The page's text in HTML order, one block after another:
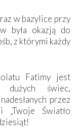
w bazylice przy
była okazją do
z którymi każdy
Fatimy jest
świec,
przez
„Twoje Światło